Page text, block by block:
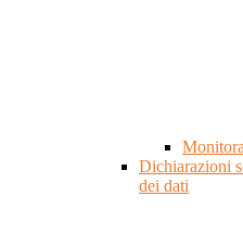
Dichiarazioni
dei dati